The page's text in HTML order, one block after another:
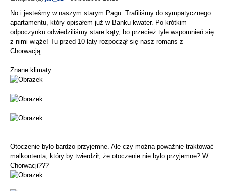
No i jesteśmy w naszym starym Pagu. Trafiliśmy do sympatycznego
apartamentu, który opisałem już w Banku kwater. Po krótkim
odpoczynku odwiedziliśmy stare kąty, bo przecież tyle wspomnień się
z nimi wiąże! Tu przed 10 laty rozpoczął się nasz romans z
Chorwacją
Znane klimaty
Otoczenie było bardzo przyjemne. Ale czy można poważnie traktować
malkontenta, który by twierdził, że otoczenie nie było przyjemne? W
Chorwacji???